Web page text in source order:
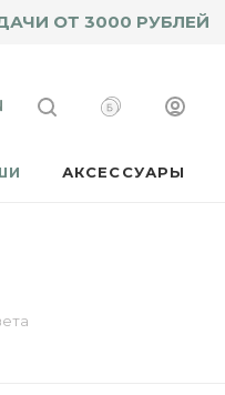
ОТ 3000 РУБЛЕЙ
АКСЕССУАРЫ